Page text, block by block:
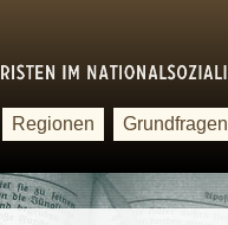
Regionen Grundfragen